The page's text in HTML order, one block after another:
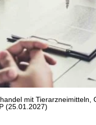
mit Tierarzneimitteln,
(25.01.2027)